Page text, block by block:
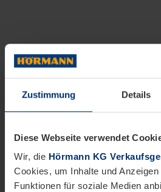
Zustimmung Details
Diese Webseite verwendet
Wir, die Hörmann KG
Cookies, um Inhalte und
Funktionen für soziale Medien